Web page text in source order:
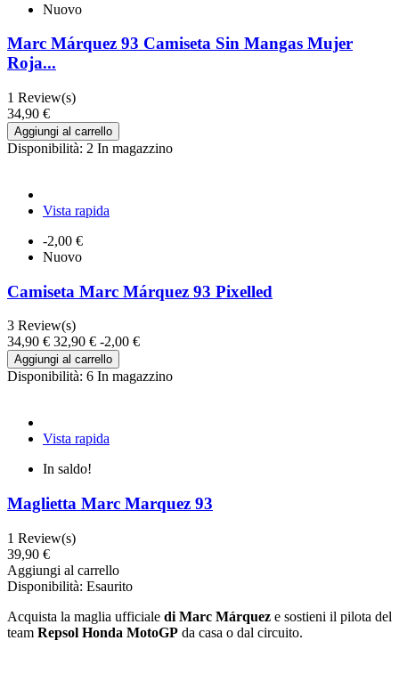
Nuovo
Marc Márquez 93 Camiseta Sin Mangas Mujer
Roja...
1 Review(s)
34,90 €
Aggiungi al carrello
Disponibilità: 2 In magazzino
Vista rapida
-2,00 €
Nuovo
Camiseta Marc Márquez 93 Pixelled
3 Review(s)
34,90 € 32,90 € -2,00 €
Aggiungi al carrello
Disponibilità: 6 In magazzino
Vista rapida
In saldo!
Maglietta Marc Marquez 93
1 Review(s)
39,90 €
Aggiungi al carrello
Disponibilità: Esaurito
Acquista la maglia ufficiale di Marc Márquez e sostieni il pilota del
team Repsol Honda MotoGP da casa o dal circuito.